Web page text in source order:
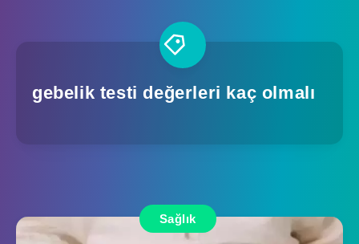
gebelik testi değerleri kaç olmalı
Sağlık